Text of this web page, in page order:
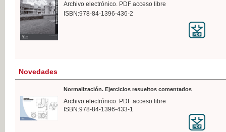
Archivo electrónico. PDF acceso libre
ISBN:978-84-1396-436-2
Novedades
Normalización. Ejercicios resueltos comentados
Archivo electrónico. PDF acceso libre
ISBN:978-84-1396-433-1